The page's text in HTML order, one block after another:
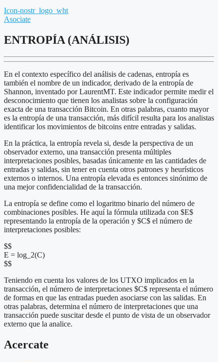
Icon-nostr_logo_wht
Asociate
ENTROPÍA (ANÁLISIS)
En el contexto específico del análisis de cadenas, entropía es
también el nombre de un indicador, derivado de la entropía de
Shannon, inventado por LaurentMT. Este indicador permite medir el
desconocimiento que tienen los analistas sobre la configuración
exacta de una transacción Bitcoin. En otras palabras, cuanto mayor
es la entropía de una transacción, más difícil resulta para los analistas
identificar los movimientos de bitcoins entre entradas y salidas.
En la práctica, la entropía revela si, desde la perspectiva de un
observador externo, una transacción presenta múltiples
interpretaciones posibles, basadas únicamente en las cantidades de
entradas y salidas, sin tener en cuenta otros patrones y heurísticos
externos o internos. Una entropía elevada es entonces sinónimo de
una mejor confidencialidad de la transacción.
La entropía se define como el logaritmo binario del número de
combinaciones posibles. He aquí la fórmula utilizada con $E$
representando la entropía de la operación y $C$ el número de
interpretaciones posibles:
$$
E = log_2(C)
$$
Teniendo en cuenta los valores de los UTXO implicados en la
transacción, el número de interpretaciones $C$ representa el número
de formas en que las entradas pueden asociarse con las salidas. En
otras palabras, determina el número de interpretaciones que una
transacción puede suscitar desde el punto de vista de un observador
externo que la analice.
Acercate